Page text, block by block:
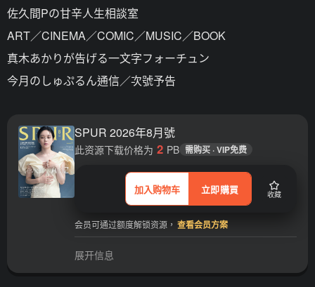
佐久間Pの甘辛人生相談室
ART／CINEMA／COMIC／MUSIC／BOOK
真木あかりが告げる一文字フォーチュン
今月のしゅぷるん通信／次號予告
SPUR 2026年8月號
加入购物车 立即購買 收藏
此资源下载价格为 2 PB 需购买 · VIP免费
会员可通过额度解锁资源， 查看会员方案
展开信息